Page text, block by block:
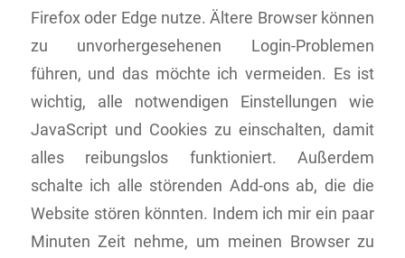
Firefox oder Edge nutze. Ältere Browser können
zu unvorhergesehenen Login-Problemen
führen, und das möchte ich vermeiden. Es ist
wichtig, alle notwendigen Einstellungen wie
JavaScript und Cookies zu einschalten, damit
alles reibungslos funktioniert. Außerdem
schalte ich alle störenden Add-ons ab, die die
Website stören könnten. Indem ich mir ein paar
Minuten Zeit nehme, um meinen Browser zu